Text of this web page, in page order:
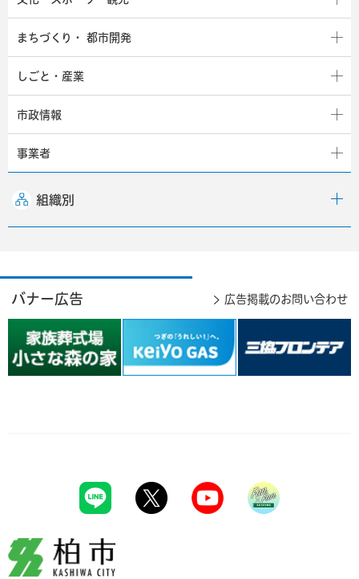
まちづくり・ 都市開発
しごと・産業
市政情報
事業者
組織別
バナー広告 広告掲載のお問い合わせ
柏市